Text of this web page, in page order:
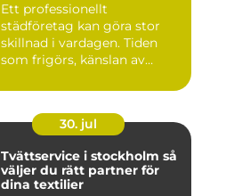
Ett professionellt
städföretag kan göra stor
skillnad i vardagen. Tiden
som frigörs, känslan av
30. jul
Tvättservice i stockholm så
väljer du rätt partner för
dina textilier